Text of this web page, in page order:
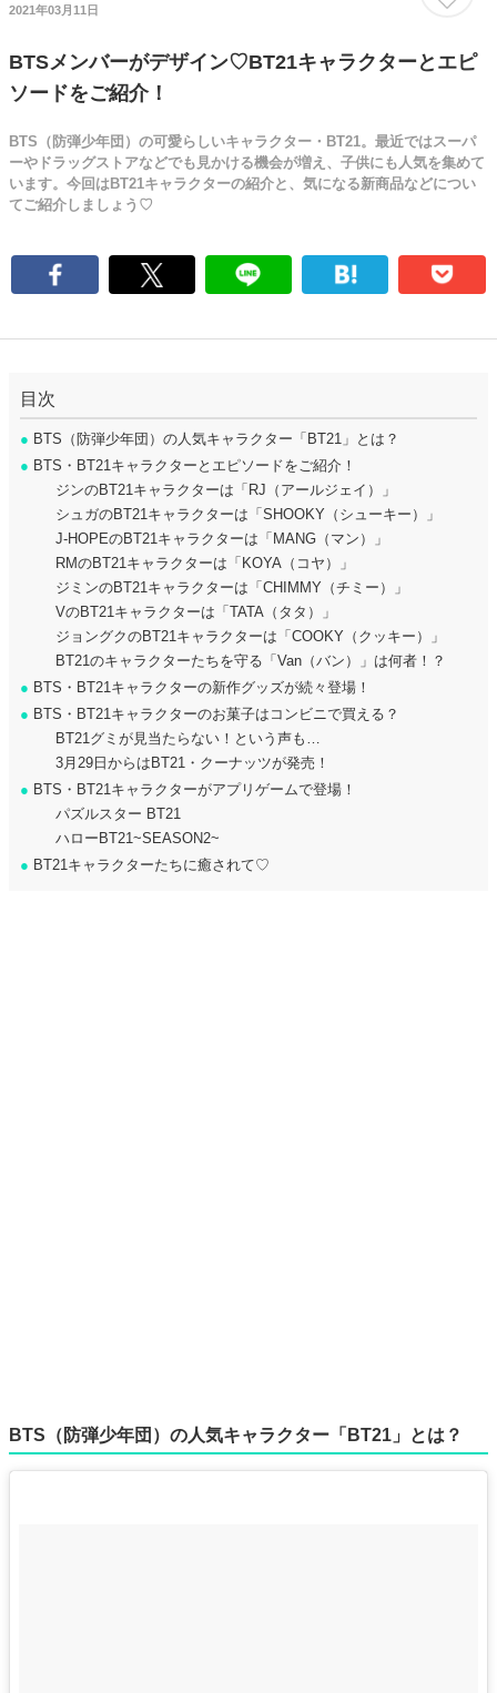
2021年03月11日
BTSメンバーがデザイン♡BT21キャラクターとエピ
ソードをご紹介！
BTS（防弾少年団）の可愛らしいキャラクター・BT21。最近ではスーパ
ーやドラッグストアなどでも見かける機会が増え、子供にも人気を集めて
います。今回はBT21キャラクターの紹介と、気になる新商品などについ
てご紹介しましょう♡
目次
● BTS（防弾少年団）の人気キャラクター「BT21」とは？
● BTS・BT21キャラクターとエピソードをご紹介！
ジンのBT21キャラクターは「RJ（アールジェイ）」
シュガのBT21キャラクターは「SHOOKY（シューキー）」
J-HOPEのBT21キャラクターは「MANG（マン）」
RMのBT21キャラクターは「KOYA（コヤ）」
ジミンのBT21キャラクターは「CHIMMY（チミー）」
VのBT21キャラクターは「TATA（タタ）」
ジョングクのBT21キャラクターは「COOKY（クッキー）」
BT21のキャラクターたちを守る「Van（バン）」は何者！？
● BTS・BT21キャラクターの新作グッズが続々登場！
● BTS・BT21キャラクターのお菓子はコンビニで買える？
BT21グミが見当たらない！という声も…
3月29日からはBT21・クーナッツが発売！
● BTS・BT21キャラクターがアプリゲームで登場！
パズルスター BT21
ハローBT21~SEASON2~
● BT21キャラクターたちに癒されて♡
BTS（防弾少年団）の人気キャラクター「BT21」とは？